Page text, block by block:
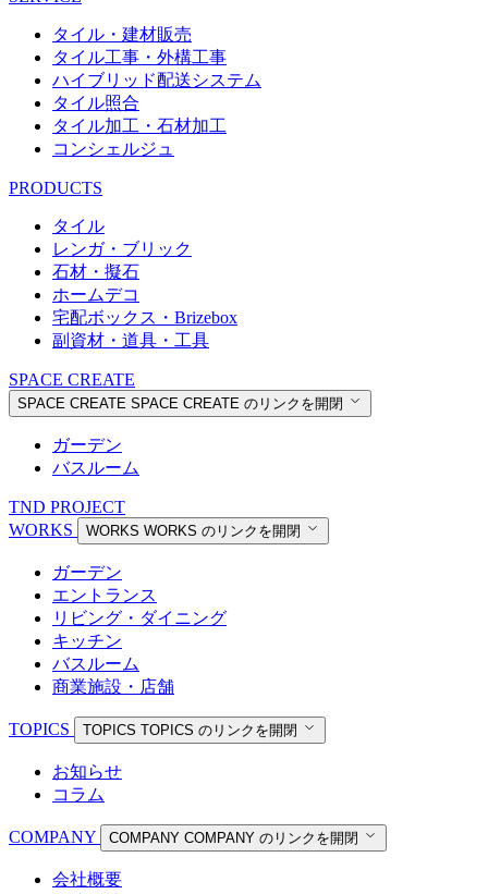
タイル・建材販売
タイル工事・外構工事
ハイブリッド配送システム
タイル照合
タイル加工・石材加工
コンシェルジュ
PRODUCTS
タイル
レンガ・ブリック
石材・擬石
ホームデコ
宅配ボックス・Brizebox
副資材・道具・工具
SPACE CREATE
SPACE CREATE SPACE CREATE のリンクを開閉
ガーデン
バスルーム
TND PROJECT
WORKS
WORKS WORKS のリンクを開閉
ガーデン
エントランス
リビング・ダイニング
キッチン
バスルーム
商業施設・店舗
TOPICS TOPICS TOPICS のリンクを開閉
お知らせ
コラム
COMPANY COMPANY COMPANY のリンクを開閉
会社概要